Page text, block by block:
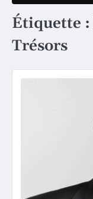
Étiquette :
Trésors